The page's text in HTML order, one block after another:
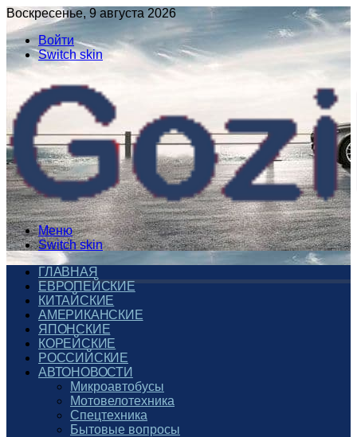
Воскресенье, 9 августа 2026
Войти
Switch skin
Меню
Switch skin
ГЛАВНАЯ
ЕВРОПЕЙСКИЕ
КИТАЙСКИЕ
АМЕРИКАНСКИЕ
ЯПОНСКИЕ
КОРЕЙСКИЕ
РОССИЙСКИЕ
АВТОНОВОСТИ
Микроавтобусы
Мотовелотехника
Спецтехника
Бытовые вопросы